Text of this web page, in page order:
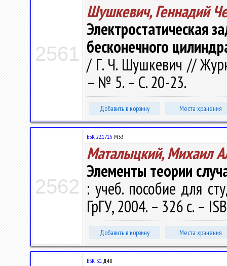
2561
Шушкевич, Геннадий
Электростатическая
бесконечного
/ Г. Ч. Шушкевич //
– № 5. – С. 20-23.
Добавить в корзину Места хранения
2562
ББК 22.171.5 М33
Маталыцкий, Михаил
Элементы теории
: учеб. пособие для
ГрГУ, 2004. – 326 с. –
Добавить в корзину Места хранения
ББК 30.Д48